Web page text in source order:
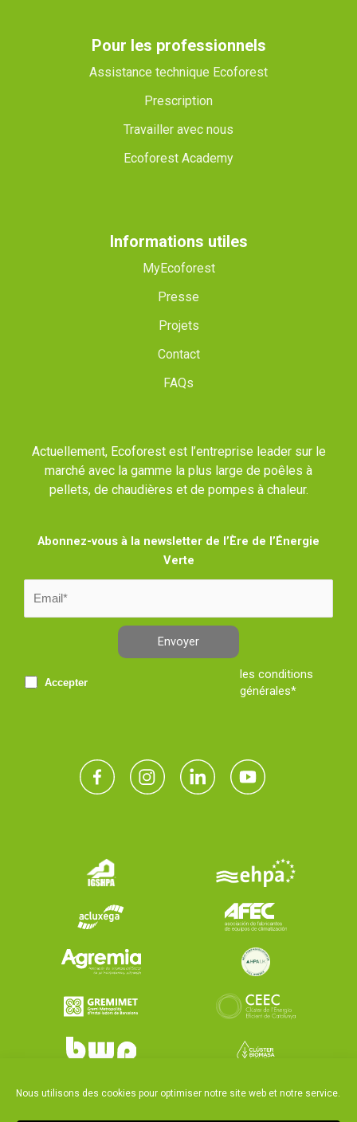
Nous utilisons des cookies pour optimiser notre site web et notre service.
Pour les professionnels
Assistance technique Ecoforest
Prescription
Travailler avec nous
Ecoforest Academy
Informations utiles
MyEcoforest
Presse
Projets
Contact
FAQs
Actuellement, Ecoforest est l’entreprise leader sur le
marché avec la gamme la plus large de poêles à
pellets, de chaudières et de pompes à chaleur.
Abonnez-vous à la newsletter de l’Ère de l’Énergie
Verte
Envoyer
Accepter
les conditions
générales*